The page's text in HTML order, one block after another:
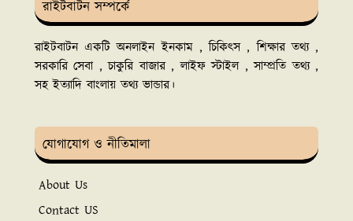
রাইটবাটন সম্পর্কে
রাইটবাটন একটি অনলাইন ইনকাম , চিকিৎস , শিক্ষার তথ্য ,
সরকারি সেবা , চাকুরি বাজার , লাইফ স্টাইল , সাম্প্রতি তথ্য ,
সহ ইত্যাদি বাংলায় তথ্য ভান্ডার।
যোগাযোগ ও নীতিমালা
About Us
Contact US